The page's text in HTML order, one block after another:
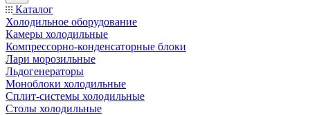
Каталог
Холодильное оборудование
Камеры холодильные
Компрессорно-конденсаторные блоки
Лари морозильные
Льдогенераторы
Моноблоки холодильные
Сплит-системы холодильные
Столы холодильные